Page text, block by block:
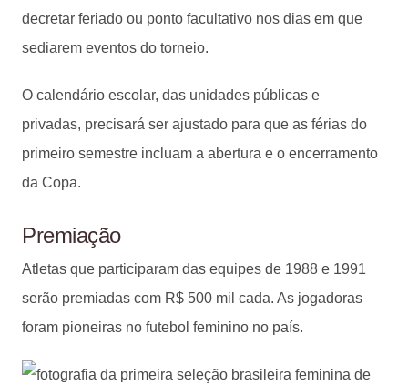
decretar feriado ou ponto facultativo nos dias em que
sediarem eventos do torneio.
O calendário escolar, das unidades públicas e
privadas, precisará ser ajustado para que as férias do
primeiro semestre incluam a abertura e o encerramento
da Copa.
Premiação
Atletas que participaram das equipes de 1988 e 1991
serão premiadas com R$ 500 mil cada. As jogadoras
foram pioneiras no futebol feminino no país.